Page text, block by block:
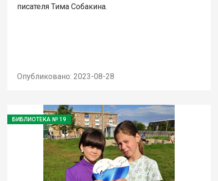
писателя Тима Собакина.
Опубликовано: 2023-08-28
БИБЛИОТЕКА № 19